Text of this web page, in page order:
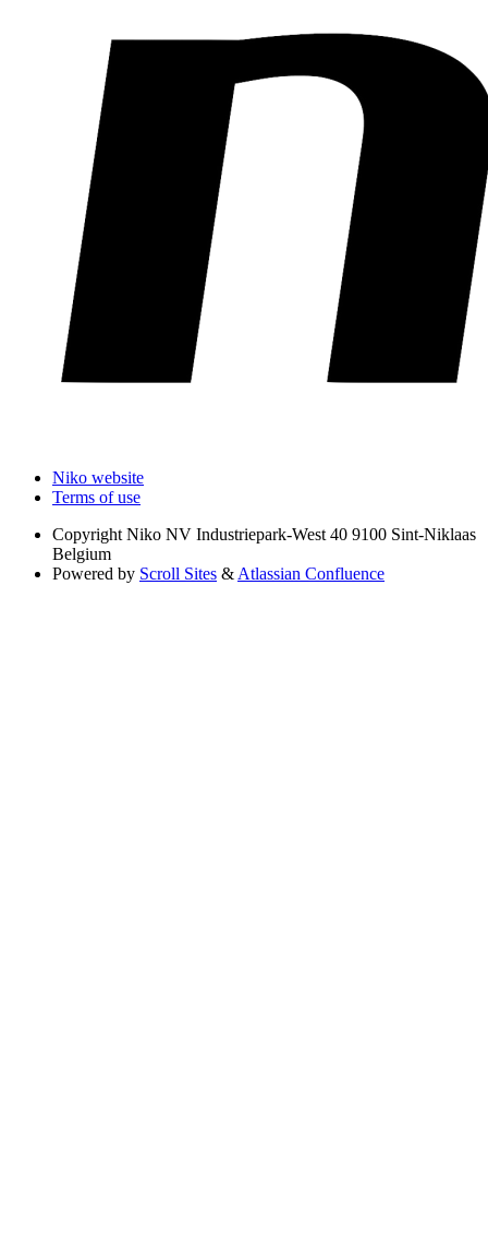
Niko website
Terms of use
Copyright Niko NV Industriepark-West 40 9100 Sint-Niklaas
Belgium
Powered by Scroll Sites & Atlassian Confluence